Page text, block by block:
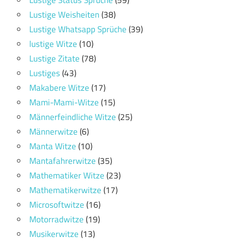
Lustige Weisheiten(38)
Lustige Whatsapp Sprüche(39)
lustige Witze(10)
Lustige Zitate(78)
Lustiges(43)
Makabere Witze(17)
Mami-Mami-Witze(15)
Männerfeindliche Witze(25)
Männerwitze(6)
Manta Witze(10)
Mantafahrerwitze(35)
Mathematiker Witze(23)
Mathematikerwitze(17)
Microsoftwitze(16)
Motorradwitze(19)
Musikerwitze(13)